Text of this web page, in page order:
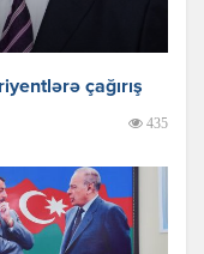
çağırış
435